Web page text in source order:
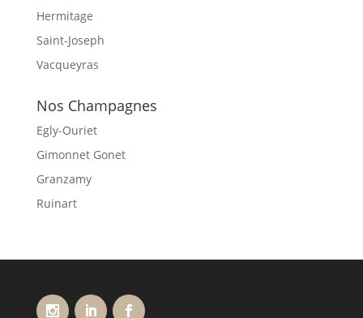
Hermitage
Saint-Joseph
Vacqueyras
Nos Champagnes
Egly-Ouriet
Gimonnet Gonet
Granzamy
Ruinart